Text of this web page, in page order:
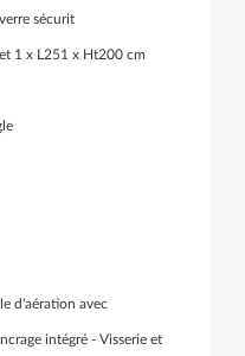
sécurit
1 x L251 x Ht200 cm
d'aération avec
intégré - Visserie et